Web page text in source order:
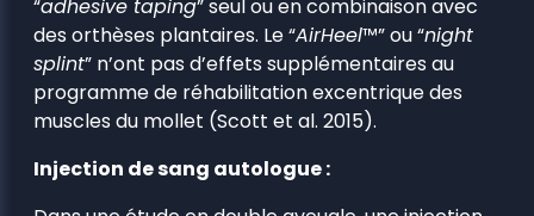
“adhesive taping” seul ou en combinaison avec
des orthèses plantaires. Le “AirHeel™” ou “night
splint” n’ont pas d’effets supplémentaires au
programme de réhabilitation excentrique des
muscles du mollet (Scott et al. 2015).
Injection de sang autologue :